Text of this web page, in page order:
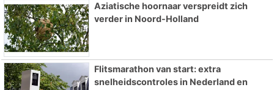
Aziatische hoornaar verspreidt zich
verder in Noord-Holland
Flitsmarathon van start: extra
snelheidscontroles in Nederland en